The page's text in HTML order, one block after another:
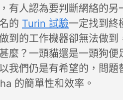
有人認為要判斷網絡的另
的 Turin 試驗一定找到終
到的工作機器卻無法做到
麼？一頭貓還是一頭狗便
我們仍是有希望的，問
的簡單性和效率。